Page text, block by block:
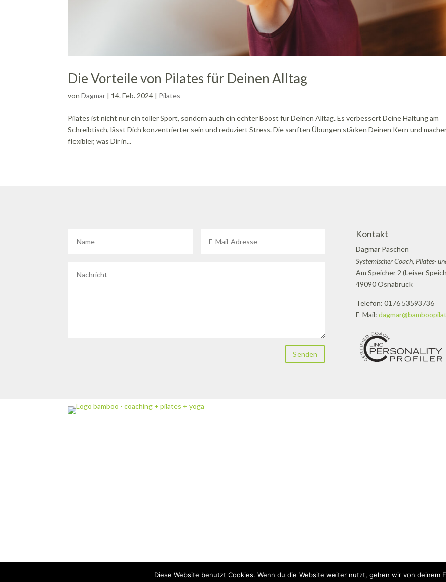
Die Vorteile von Pilates für Deinen Alltag
vonDagmar 14. Feb. 2024 Pilates
Pilates ist nicht nur ein toller Sport, sondern auch ein echter Boost für Deinen Alltag. Es verbessert Deine Haltung am
Schreibtisch, lässt Dich konzentrierter sein und reduziert Stress. Die sanften Übungen stärken Deinen Kern und
flexibler, was Dir in...
Senden
Kontakt
Dagmar Paschen
Systemischer Coach, Pilates-
Am Speicher 2 (Leiser
49090 Osnabrück
Telefon: 0176 53593736
E-Mail:
Diese Website benutzt Cookies. Wenn du die Website weiter nutzt, gehen wir von deinem